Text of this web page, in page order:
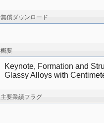
無償ダウンロード
概要
Keynote, Formation and
Glassy Alloys with
主要業績フラグ